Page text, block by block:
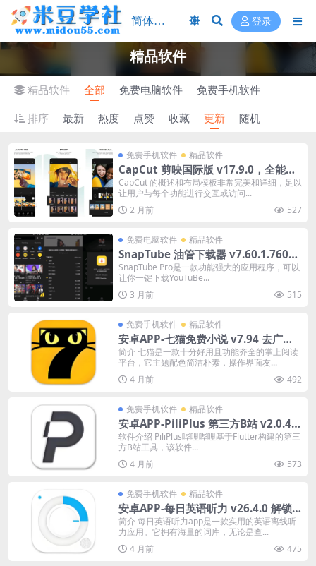
登录
精品软件
精品软件 全部 免费电脑软件
免费手机软件
排序
最新 热度 点赞 收藏 更新 随机
免费手机软件 精品软件
CapCut 剪映国际版 v17.9.0，全能好
用的视频编辑工具，解锁专业版
CapCut 的概述和布局模板非常完美和详细，足以
让用户与每个功能进行交互或访问...
2 月前
527
免费电脑软件 精品软件
SnapTube 油管下载器 v7.60.1.76001
401，一键下载YouTuBe视频和音乐，
解锁高级版
SnapTube Pro是一款功能强大的应用程序，可以
让你一键下载YouTuBe...
3 月前
515
免费手机软件 精品软件
安卓APP-七猫免费小说 v7.94 去广告
会员版
简介 七猫是一款十分好用且功能齐全的掌上阅读
平台，它主题配色简洁朴素，操作界面友...
4 月前
492
免费手机软件 精品软件
安卓APP-PiliPlus 第三方B站 v2.0.4 -
pre8
软件介绍 PiliPlus哔哩哔哩基于Flutter构建的第三
方B站工具，该软件...
4 月前
573
免费手机软件 精品软件
安卓APP-每日英语听力 v26.4.0 解锁
会员版
简介 每日英语听力app是一款实用的英语离线听
力应用。它拥有海量的词库，无论是查...
4 月前
475